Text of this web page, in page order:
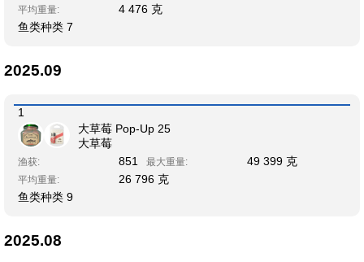
平均重量:
4 476 克
鱼类种类 7
2025.09
1
大草莓 Pop-Up 25
大草莓
渔获: 851 最大重量: 49 399 克
平均重量:
26 796 克
鱼类种类 9
2025.08